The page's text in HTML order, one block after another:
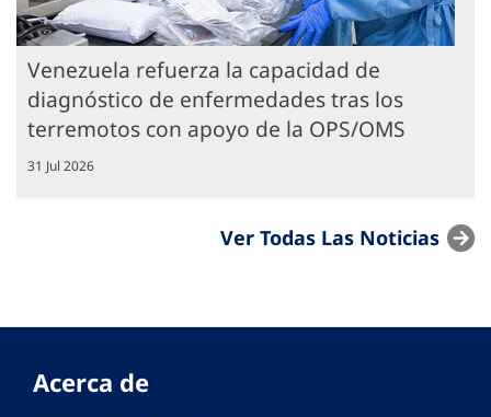
Venezuela refuerza la capacidad de
diagnóstico de enfermedades tras los
terremotos con apoyo de la OPS/OMS
31 Jul 2026
Ver Todas Las Noticias
Acerca de